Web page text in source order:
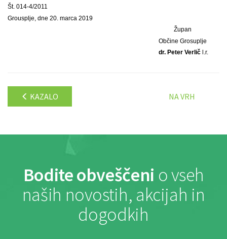
Št. 014-4/2011
Grousplje, dne 20. marca 2019
Župan
Občine Grosuplje
dr. Peter Verličl.r.
KAZALO NA VRH
Bodite obveščeni o vseh
naših novostih, akcijah in
dogodkih